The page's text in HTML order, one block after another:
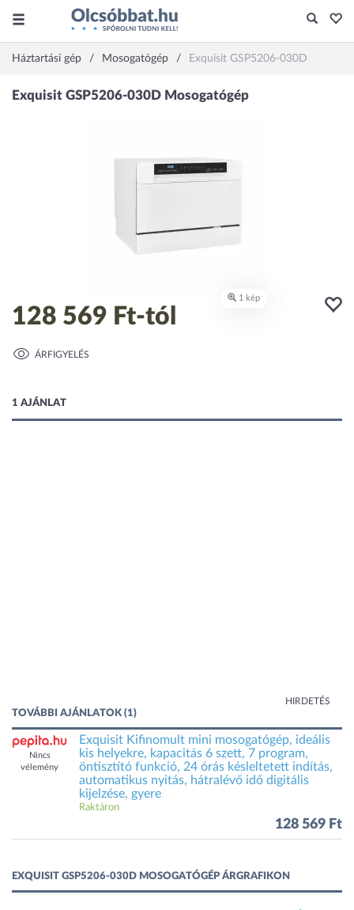
Háztartási gép Mosogatógép Exquisit GSP5206-030D
128 569 Ft-tól
ÁRFIGYELÉS
1 AJÁNLAT
HIRDETÉS
TOVÁBBI AJÁNLATOK (1)
Nincs
vélemény
Exquisit Kifinomult mini mosogatógép, ideális
kis helyekre, kapacitás 6 szett, 7 program,
öntisztító funkció, 24 órás késleltetett indítás,
automatikus nyitás, hátralévő idő digitális
kijelzése, gyere
Raktáron
128 569 Ft
EXQUISIT GSP5206-030D MOSOGATÓGÉP ÁRGRAFIKON